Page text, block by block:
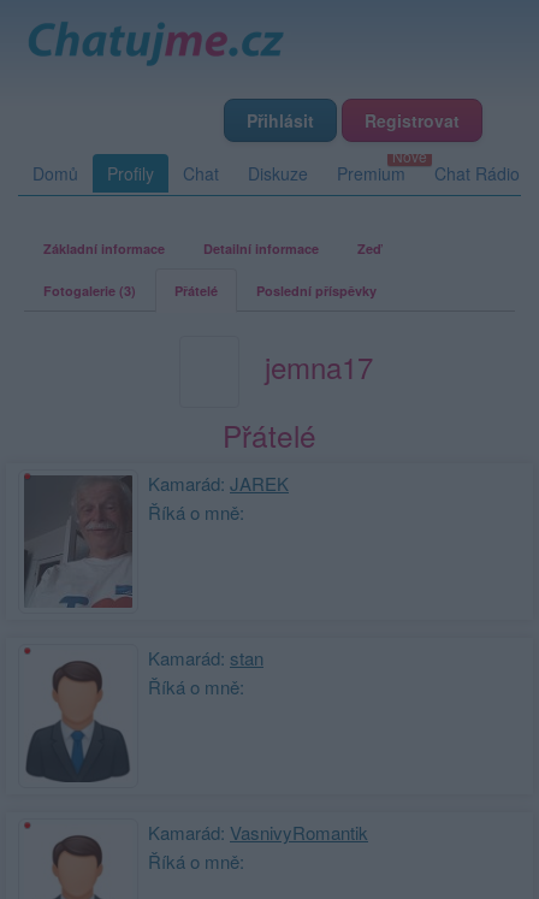
Přihlásit Registrovat
Domů Profily Chat Diskuze Premium Chat Rádio
Základní informace Detailní informace Zeď
Fotogalerie (3) Přátelé Poslední příspěvky
jemna17
Přátelé
Kamarád: JAREK
Říká o mně:
Kamarád: stan
Říká o mně:
Kamarád: VasnivyRomantik
Říká o mně: